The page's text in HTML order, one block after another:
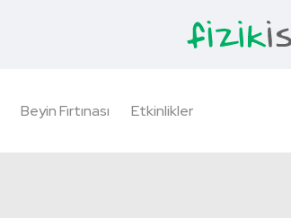
Beyin Fırtınası Etkinlikler